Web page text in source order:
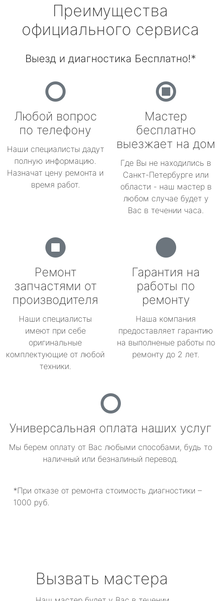
Преимущества
официального сервиса
Выезд и диагностика Бесплатно!*
Любой вопрос
по телефону
Наши специалисты дадут
полную информацию.
Назначат цену ремонта и
время работ.
Мастер
бесплатно
выезжает на дом
Где Вы не находились в
Санкт-Петербурге или
области - наш мастер в
любом случае будет у
Вас в течении часа.
Ремонт
запчастями от
производителя
Наши специалисты
имеют при себе
оригинальные
комплектующие от любой
техники.
Гарантия на
работы по
ремонту
Наша компания
предоставляет гарантию
на выполненые работы по
ремонту до 2 лет.
Универсальная оплата наших услуг
Мы берем оплату от Вас любыми способами, будь то
наличный или безналиный перевод.
*При отказе от ремонта стоимость диагностики –
1000 руб.
Вызвать мастера